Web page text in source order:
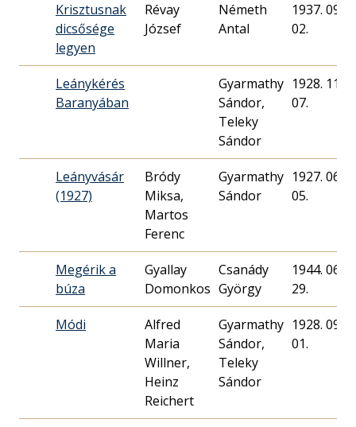
Krisztusnak
dicsősége
legyen
Révay
József
Németh
Antal
1937. 09.
02.
Leánykérés
Baranyában
Gyarmathy
Sándor,
Teleky
Sándor
1928. 11.
07.
Leányvásár
(1927)
Bródy
Miksa,
Martos
Ferenc
Gyarmathy
Sándor
1927. 06.
05.
Megérik a
búza
Gyallay
Domonkos
Csanády
György
1944. 06.
29.
Módi
Alfred
Maria
Willner,
Heinz
Reichert
Gyarmathy
Sándor,
Teleky
Sándor
1928. 09.
01.